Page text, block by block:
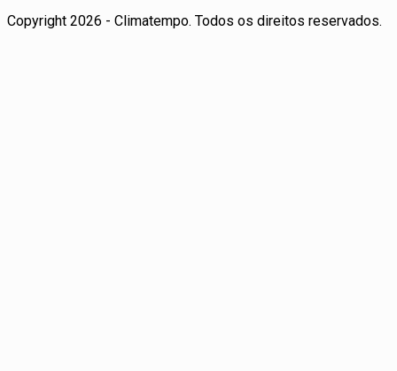
Copyright 2026 - Climatempo. Todos os direitos reservados.